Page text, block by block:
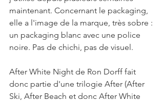
maintenant. Concernant le packaging,
elle a l'image de la marque, très sobre :
un packaging blanc avec une police
noire. Pas de chichi, pas de visuel.
After White Night de Ron Dorff fait
donc partie d'une trilogie After (After
Ski, After Beach et donc After White